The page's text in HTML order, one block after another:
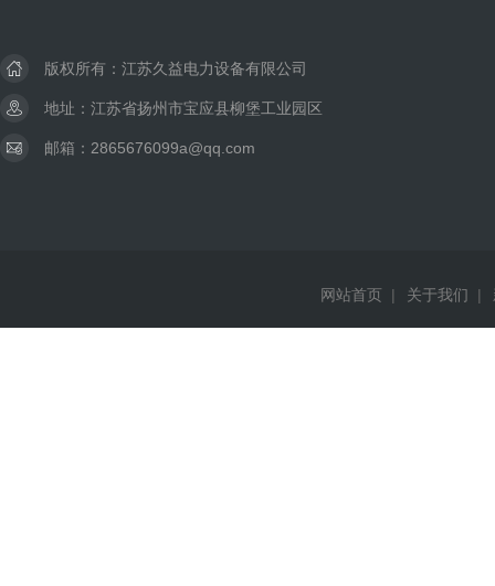
版权所有：江苏久益电力设备有限公司
地址：江苏省扬州市宝应县柳堡工业园区
邮箱：2865676099a@qq.com
网站首页 | 关于我们 |